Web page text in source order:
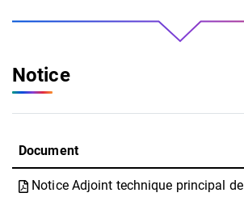
Notice
Document
Notice Adjoint technique principal de